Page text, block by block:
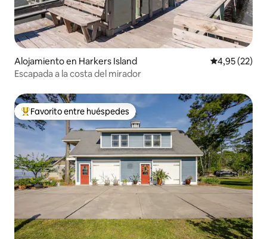
Alojamiento en Harkers Island Calificación
4,95 (22)
Escapada a la costa del mirador
Favorito entre los huéspedes más destacados
Favorito entre huéspedes